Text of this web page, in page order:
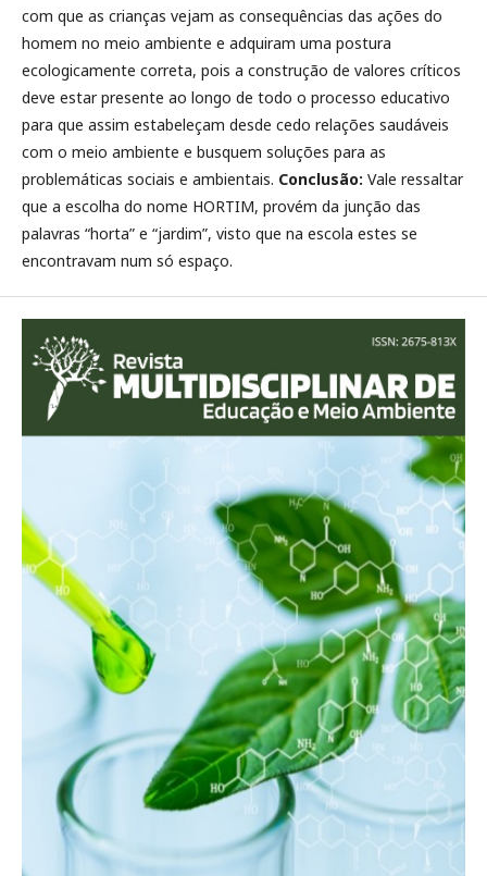
com que as crianças vejam as consequências das ações do
homem no meio ambiente e adquiram uma postura
ecologicamente correta, pois a construção de valores críticos
deve estar presente ao longo de todo o processo educativo
para que assim estabeleçam desde cedo relações saudáveis
com o meio ambiente e busquem soluções para as
problemáticas sociais e ambientais. Conclusão: Vale ressaltar
que a escolha do nome HORTIM, provém da junção das
palavras “horta” e “jardim”, visto que na escola estes se
encontravam num só espaço.